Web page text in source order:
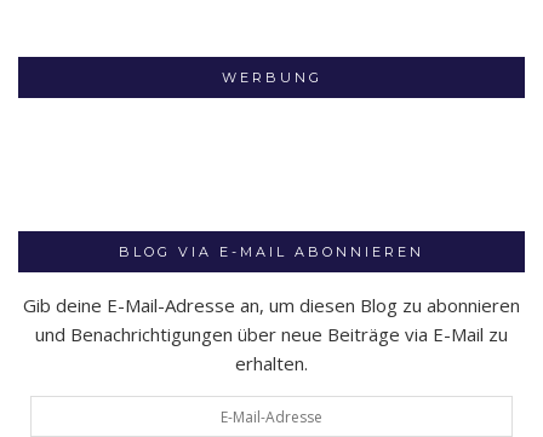
WERBUNG
BLOG VIA E-MAIL ABONNIEREN
Gib deine E-Mail-Adresse an, um diesen Blog zu abonnieren
und Benachrichtigungen über neue Beiträge via E-Mail zu
erhalten.